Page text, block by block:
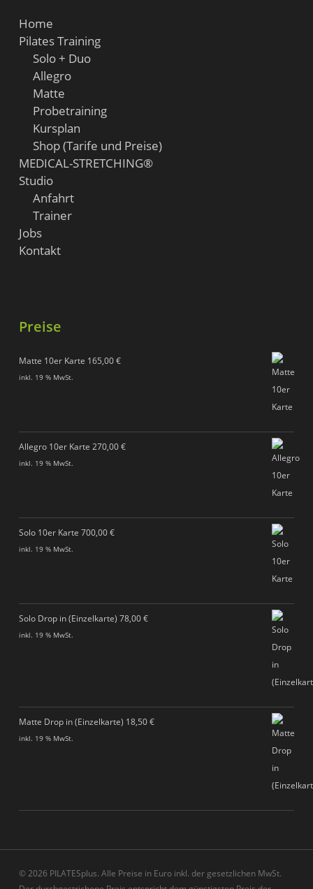
Home
Pilates Training
Solo + Duo
Allegro
Matte
Probetraining
Kursplan
Shop (Tarife und Preise)
MEDICAL-STRETCHING®
Studio
Anfahrt
Trainer
Jobs
Kontakt
Preise
Matte 10er Karte 165,00€
inkl. 19 % MwSt.
Allegro 10er Karte 270,00€
inkl. 19 % MwSt.
Solo 10er Karte 700,00€
inkl. 19 % MwSt.
Solo Drop in (Einzelkarte) 78,00€
inkl. 19 % MwSt.
Matte Drop in (Einzelkarte) 18,50€
inkl. 19 % MwSt.
© 2026 PILATESplus. Alle Preise in Euro inkl. der gesetzlichen MwSt.